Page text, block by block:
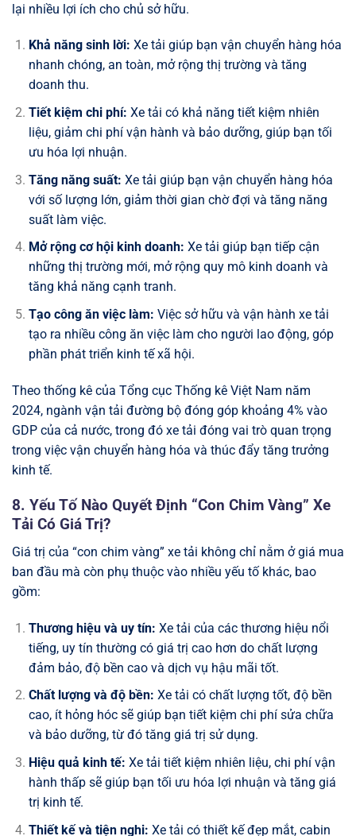
lại nhiều lợi ích cho chủ sở hữu.
Khả năng sinh lời: Xe tải giúp bạn vận chuyển hàng hóa
nhanh chóng, an toàn, mở rộng thị trường và tăng
doanh thu.
Tiết kiệm chi phí: Xe tải có khả năng tiết kiệm nhiên
liệu, giảm chi phí vận hành và bảo dưỡng, giúp bạn tối
ưu hóa lợi nhuận.
Tăng năng suất: Xe tải giúp bạn vận chuyển hàng hóa
với số lượng lớn, giảm thời gian chờ đợi và tăng năng
suất làm việc.
Mở rộng cơ hội kinh doanh: Xe tải giúp bạn tiếp cận
những thị trường mới, mở rộng quy mô kinh doanh và
tăng khả năng cạnh tranh.
Tạo công ăn việc làm: Việc sở hữu và vận hành xe tải
tạo ra nhiều công ăn việc làm cho người lao động, góp
phần phát triển kinh tế xã hội.
Theo thống kê của Tổng cục Thống kê Việt Nam năm
2024, ngành vận tải đường bộ đóng góp khoảng 4% vào
GDP của cả nước, trong đó xe tải đóng vai trò quan trọng
trong việc vận chuyển hàng hóa và thúc đẩy tăng trưởng
kinh tế.
8. Yếu Tố Nào Quyết Định “Con Chim Vàng” Xe
Tải Có Giá Trị?
Giá trị của “con chim vàng” xe tải không chỉ nằm ở giá mua
ban đầu mà còn phụ thuộc vào nhiều yếu tố khác, bao
gồm:
Thương hiệu và uy tín: Xe tải của các thương hiệu nổi
tiếng, uy tín thường có giá trị cao hơn do chất lượng
đảm bảo, độ bền cao và dịch vụ hậu mãi tốt.
Chất lượng và độ bền: Xe tải có chất lượng tốt, độ bền
cao, ít hỏng hóc sẽ giúp bạn tiết kiệm chi phí sửa chữa
và bảo dưỡng, từ đó tăng giá trị sử dụng.
Hiệu quả kinh tế: Xe tải tiết kiệm nhiên liệu, chi phí vận
hành thấp sẽ giúp bạn tối ưu hóa lợi nhuận và tăng giá
trị kinh tế.
Thiết kế và tiện nghi: Xe tải có thiết kế đẹp mắt, cabin